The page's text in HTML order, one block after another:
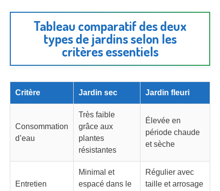
Tableau comparatif des deux
types de jardins selon les
critères essentiels
Critère Jardin sec Jardin fleuri
Consommation
d’eau
Très faible
grâce aux
plantes
résistantes
Élevée en
période chaude
et sèche
Entretien
Minimal et
espacé dans le
Régulier avec
taille et arrosage